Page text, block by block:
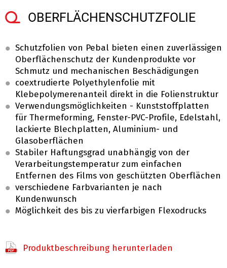
OBERFLÄCHENSCHUTZFOLIE
Schutzfolien von Pebal bieten einen zuverlässigen
Oberflächenschutz der Kundenprodukte vor
Schmutz und mechanischen Beschädigungen
coextrudierte Polyethylenfolie mit
Klebepolymerenanteil direkt in die Folienstruktur
Verwendungsmöglichkeiten - Kunststoffplatten
für Thermeforming, Fenster-PVC-Profile, Edelstahl,
lackierte Blechplatten, Aluminium- und
Glasoberflächen
Stabiler Haftungsgrad unabhängig von der
Verarbeitungstemperatur zum einfachen
Entfernen des Films von geschützten Oberflächen
verschiedene Farbvarianten je nach
Kundenwunsch
Möglichkeit des bis zu vierfarbigen Flexodrucks
Produktbeschreibung herunterladen